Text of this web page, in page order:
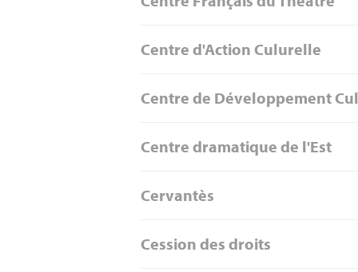
Centre d'Action Culurelle
Centre de Développement
Centre dramatique de l'Est
Cervantès
Cession des droits